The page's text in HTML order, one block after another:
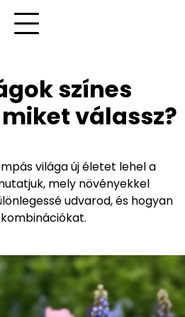
színes
válassz?
világa új életet lehel a
mely növényekkel
udvarod, és hogyan